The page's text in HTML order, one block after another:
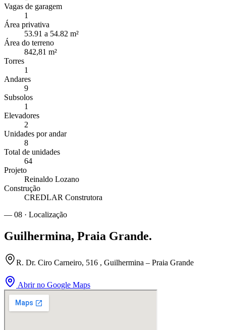
Vagas de garagem
1
Área privativa
53.91 a 54.82 m²
Área do terreno
842,81 m²
Torres
1
Andares
9
Subsolos
1
Elevadores
2
Unidades por andar
8
Total de unidades
64
Projeto
Reinaldo Lozano
Construção
CREDLAR Construtora
— 08 · Localização
Guilhermina, Praia Grande.
R. Dr. Ciro Carneiro, 516 , Guilhermina – Praia Grande
Abrir no Google Maps